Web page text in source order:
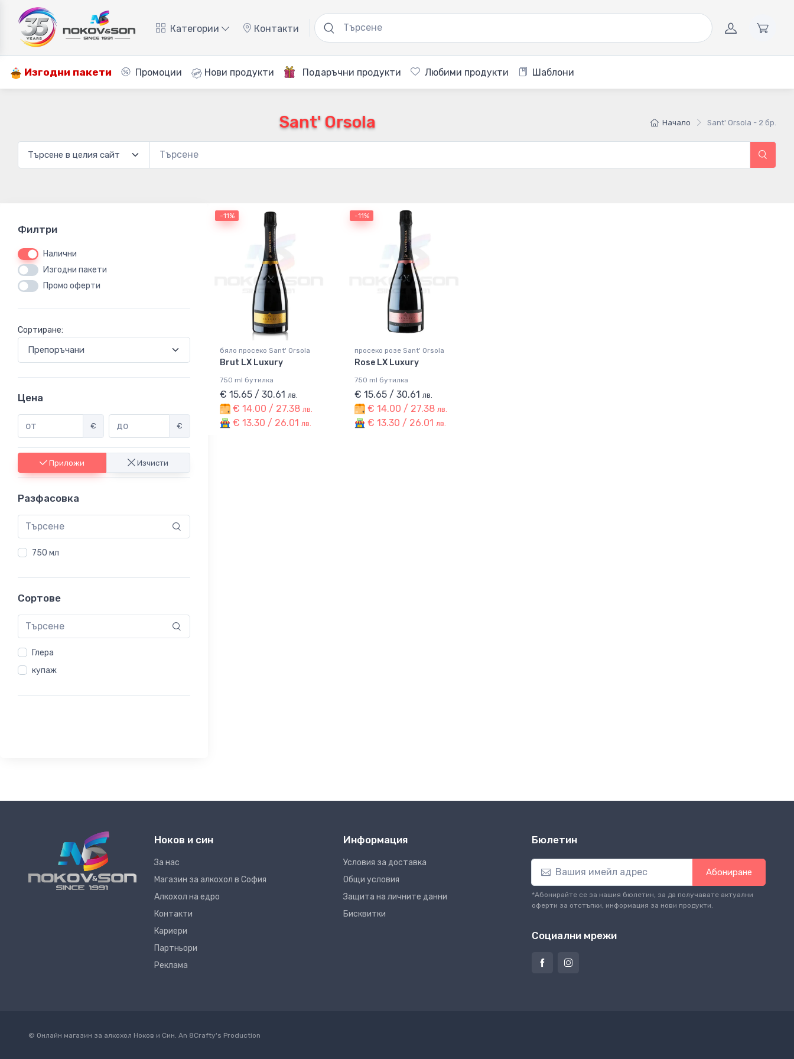
Категории Контакти
Изгодни пакети Промоции Нови продукти Подаръчни продукти Любими продукти Шаблони
Sant' Orsola Начало Sant' Orsola - 2 бр.
Филтри
Налични
Изгодни пакети
Промо оферти
Сортиране:
Цена
€ €
Приложи Изчисти
Разфасовка
750 мл
Сортове
Глера
купаж
-11%
бяло просеко Sant' Orsola
Brut LX Luxury
750 ml бутилка
€ 15.65 / 30.61 лв.
€ 14.00 / 27.38 лв.
€ 13.30 / 26.01 лв.
-11%
просеко розе Sant' Orsola
Rose LX Luxury
750 ml бутилка
€ 15.65 / 30.61 лв.
€ 14.00 / 27.38 лв.
€ 13.30 / 26.01 лв.
Ноков и син
За нас
Магазин за алкохол в София
Алкохол на едро
Контакти
Кариери
Партньори
Реклама
Информация
Условия за доставка
Общи условия
Защита на личните данни
Бисквитки
Бюлетин
Абониране
*Абонирайте се за нашия бюлетин, за да получавате актуални
оферти за отстъпки, информация за нови продукти.
Социални мрежи
© Онлайн магазин за алкохол Ноков и Син. An 8Crafty's Production